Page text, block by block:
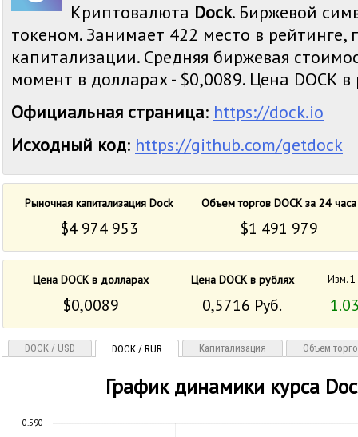
Криптовалюта Dock. Биржевой
токеном. Занимает 422 место в
капитализации. Средняя биржевая
момент в долларах - $0,0089. Цена DOCK в
Официальная страница: https://dock.io
Исходный код: https://github.com/getdock
Рыночная капитализация Dock Объем торгов DOCK за 24 часа
$4 974 953 $1 491 979
Цена DOCK в долларах Цена DOCK в рублях Изм. 1
$0,0089 0,5716 Руб.
DOCK / USD DOCK / RUR Капитализация Объем
График динамики курса
0.590